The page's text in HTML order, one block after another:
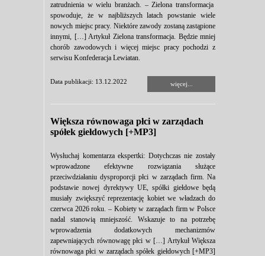
zatrudnienia w wielu branżach. – Zielona transformacja
spowoduje, że w najbliższych latach powstanie wiele
nowych miejsc pracy. Niektóre zawody zostaną zastąpione
innymi, […] Artykuł Zielona transformacja. Będzie mniej
chorób zawodowych i więcej miejsc pracy pochodzi z
serwisu Konfederacja Lewiatan.
Data publikacji: 13.12.2022 więcej...
Większa równowaga płci w zarządach
spółek giełdowych [+MP3]
Wysłuchaj komentarza ekspertki: Dotychczas nie zostały
wprowadzone efektywne rozwiązania służące
przeciwdziałaniu dysproporcji płci w zarządach firm. Na
podstawie nowej dyrektywy UE, spółki giełdowe będą
musiały zwiększyć reprezentację kobiet we władzach do
czerwca 2026 roku. – Kobiety w zarządach firm w Polsce
nadal stanowią mniejszość. Wskazuje to na potrzebę
wprowadzenia dodatkowych mechanizmów
zapewniających równowagę płci w […] Artykuł Większa
równowaga płci w zarządach spółek giełdowych [+MP3]